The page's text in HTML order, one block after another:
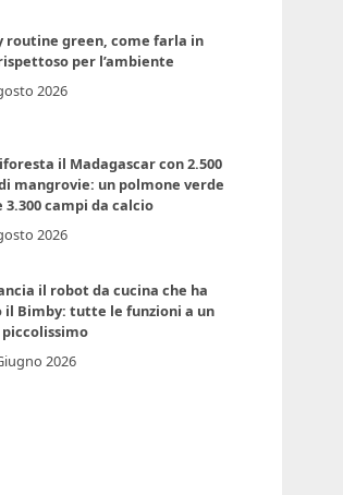
routine green, come farla in
per l’ambiente
2026
il Madagascar con 2.500
mangrovie: un polmone verde
3.300 campi da calcio
2026
il robot da cucina che ha
il Bimby: tutte le funzioni a un
piccolissimo
2026